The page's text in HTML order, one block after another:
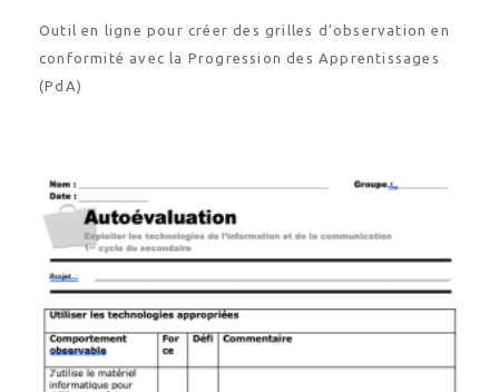
Outil en ligne pour créer des grilles d’observation en
conformité avec la Progression des Apprentissages
(PdA)